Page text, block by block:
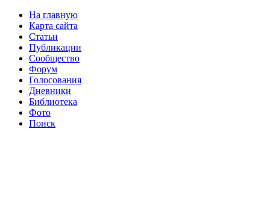
На главную
Карта сайта
Статьи
Публикации
Сообщество
Форум
Голосования
Дневники
Библиотека
Фото
Поиск